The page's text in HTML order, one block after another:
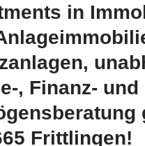
in
, Finanz- und
Frittlingen!